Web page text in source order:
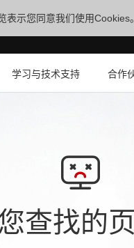
表示您同意我们使用Cookies
学习与技术支持 合作
查找的